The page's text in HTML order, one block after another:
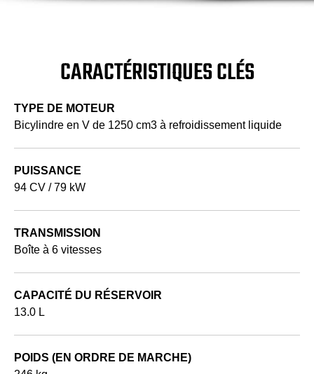
CARACTÉRISTIQUES CLÉS
TYPE DE MOTEUR
Bicylindre en V de 1250 cm3 à refroidissement liquide
PUISSANCE
94 CV / 79 kW
TRANSMISSION
Boîte à 6 vitesses
CAPACITÉ DU RÉSERVOIR
13.0 L
POIDS (EN ORDRE DE MARCHE)